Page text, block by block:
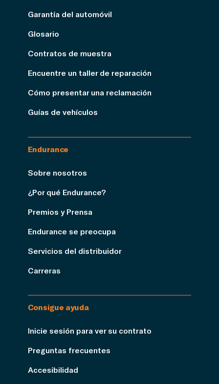
Garantía del automóvil
Glosario
Contratos de muestra
Encuentre un taller de reparación
Cómo presentar una reclamación
Guías de vehículos
Endurance
Sobre nosotros
¿Por qué Endurance?
Premios y Prensa
Endurance se preocupa
Servicios del distribuidor
Carreras
Consigue ayuda
Inicie sesión para ver su contrato
Preguntas frecuentes
Accesibilidad